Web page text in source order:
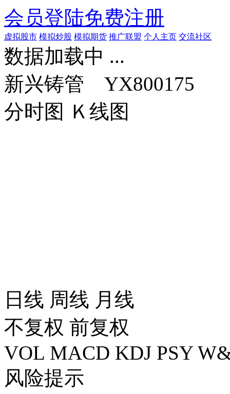
会员登陆免费注册
虚拟股市 模拟炒股 模拟期货 推广联盟 个人主页 交流社区
数据加载中 ...
新兴铸管 YX800175
分时图 Ｋ线图
日线 周线 月线
不复权 前复权
VOL MACD KDJ PSY
风险提示